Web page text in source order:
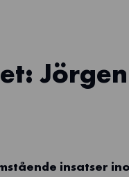
Jörgen
insatser